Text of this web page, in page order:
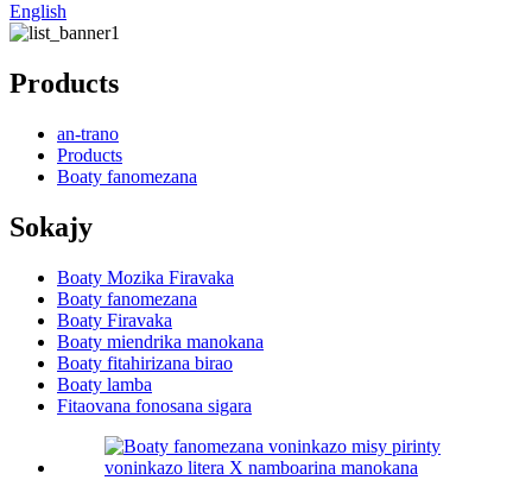
English
Products
an-trano
Products
Boaty fanomezana
Sokajy
Boaty Mozika Firavaka
Boaty fanomezana
Boaty Firavaka
Boaty miendrika manokana
Boaty fitahirizana birao
Boaty lamba
Fitaovana fonosana sigara